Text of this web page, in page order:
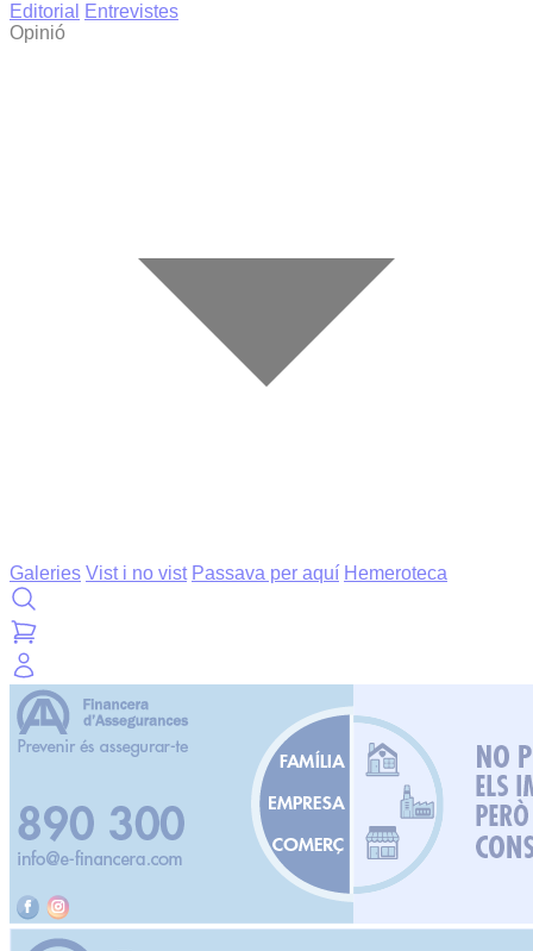
Editorial
Entrevistes
Opinió
Galeries Vist i no vist Passava per aquí Hemeroteca